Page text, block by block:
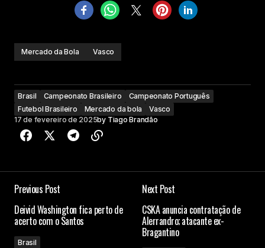
Mercado da Bola Vasco
Brasil Campeonato Brasileiro
Campeonato Português
Futebol Brasileiro
Mercado da bola
Vasco
17 de fevereiro de 2025by Tiago Brandão
Previous Post
Deivid Washington fica perto de
acerto com o Santos
Brasil
Next Post
CSKA anuncia contratação de
Alerrandro; atacante ex-
Bragantino